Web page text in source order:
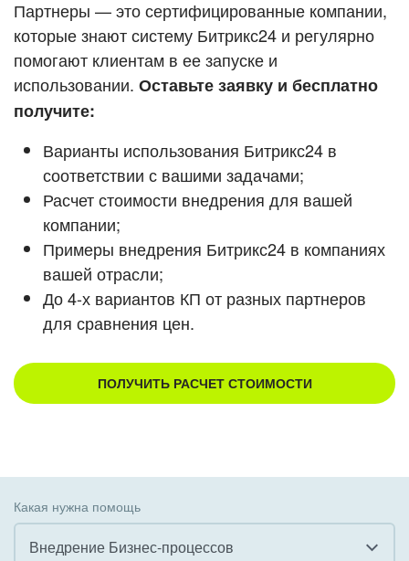
ВХОД
ВХОД
Смотреть видеокейсы
Партнеры — это сертифицированные компании,
которые знают систему Битрикс24 и регулярно
помогают клиентам в ее запуске и
использовании. Оставьте заявку и бесплатно
получите:
Варианты использования Битрикс24 в
соответствии с вашими задачами;
Расчет стоимости внедрения для вашей
компании;
Примеры внедрения Битрикс24 в компаниях
вашей отрасли;
До 4-х вариантов КП от разных партнеров
для сравнения цен.
ПОЛУЧИТЬ РАСЧЕТ СТОИМОСТИ
Какая нужна помощь
Внедрение Бизнес-процессов